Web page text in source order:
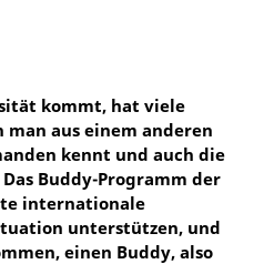
kommt, hat viele
man aus einem anderen
kennt und auch die
Buddy-Programm der
internationale
unterstützen, und
einen Buddy, also